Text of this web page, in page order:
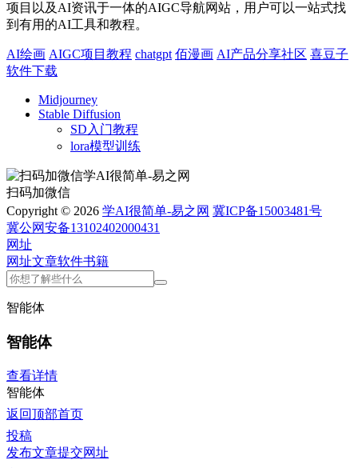
项目以及AI资讯于一体的AIGC导航网站，用户可以一站式找
到有用的AI工具和教程。
AI绘画 AIGC项目教程 chatgpt 佰漫画 AI产品分享社区 喜豆子
软件下载
Midjourney
Stable Diffusion
SD入门教程
lora模型训练
扫码加微信
Copyright © 2026 学AI很简单-易之网 冀ICP备15003481号
冀公网安备13102402000431
网址
网址文章软件书籍
智能体
智能体
查看详情
智能体
返回顶部首页
投稿
发布文章提交网址